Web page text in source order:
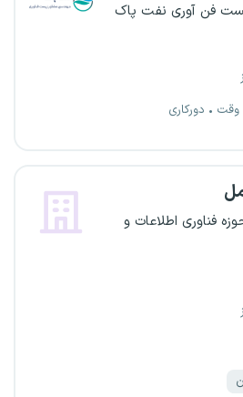
فن آوری نفت پاک
وقت دورکاری
فناوری اطلاعات و